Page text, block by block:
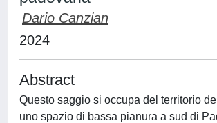
Dario Canzian
2024
Abstract
Questo saggio si occupa del territorio
uno spazio di bassa pianura a sud di